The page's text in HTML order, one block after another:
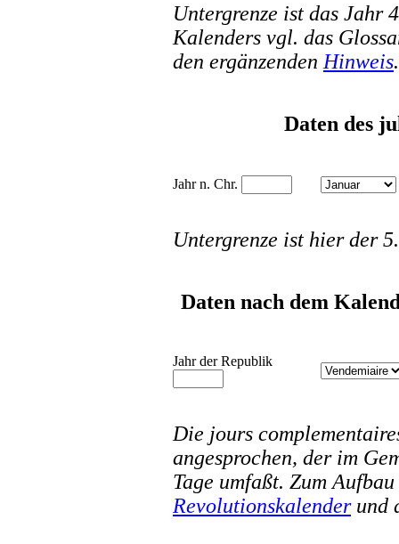
Untergrenze ist das Jahr
Kalenders vgl. das
den ergänzenden Hinweis.
Daten des
Jahr n. Chr.
Untergrenze ist hier der
Daten nach dem
Jahr der Republik
Die jours
angesprochen, der im
Tage umfaßt. Zum
Revolutionskalenderund